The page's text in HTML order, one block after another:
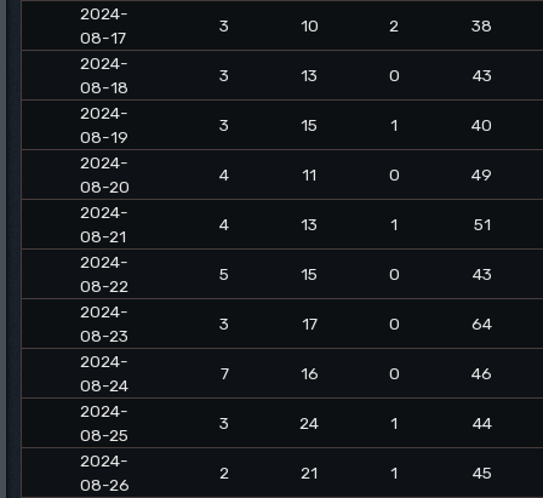
2024-
08-17
3 10 2
38
2024-
08-18
3 13 0
43
2024-
08-19
3 15 1
40
2024-
08-20
4 11 0
49
2024-
08-21
4 13 1
51
2024-
08-22
5 15 0
43
2024-
08-23
3 17 0
64
2024-
08-24
7 16 0
46
2024-
08-25
3 24 1
44
2024-
08-26
2 21 1
45